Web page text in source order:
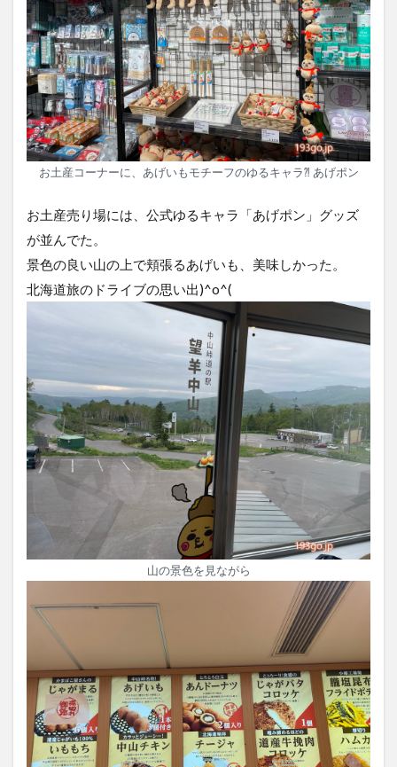
お土産コーナーに、あげいもモチーフのゆるキャラ⁈ あげポン
お土産売り場には、公式ゆるキャラ「あげポン」グッズ
が並んでた。
景色の良い山の上で頬張るあげいも、美味しかった。
北海道旅のドライブの思い出)^o^(
山の景色を見ながら